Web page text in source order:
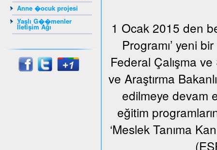
Anne �ocuk projesi
Yaşlı G��menler
İletişim Ağı
1 Ocak 2015 den
Programı’ yeni
Federal Çalışma
ve Araştırma
edilmeye devam
eğitim
‘Meslek Tanıma